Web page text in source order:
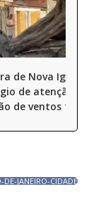
de Nova
de atenção
de ventos
DE-JANEIRO-CIDADE